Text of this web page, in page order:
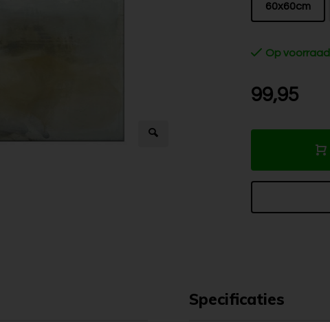
60x60cm
Op voorraad
99,95
Specificaties